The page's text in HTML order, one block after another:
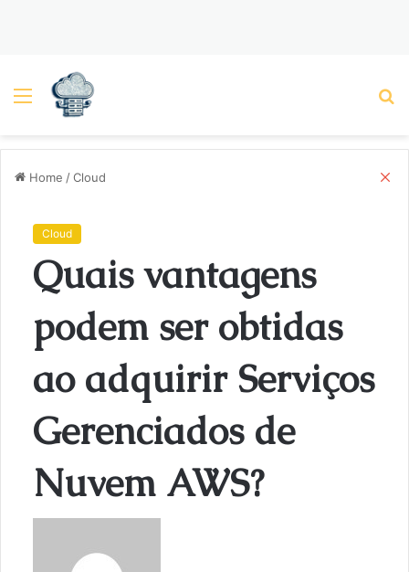
Menu
Home /Cloud
Cloud
Quais vantagens
podem ser obtidas
ao adquirir Serviços
Gerenciados de
Nuvem AWS?